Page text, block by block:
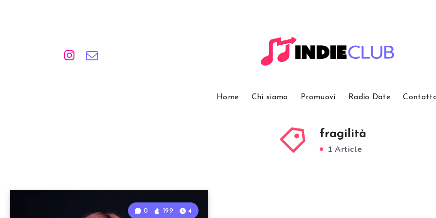
Home Chi siamo Promuovi Radio Date
fragilità
1 Article
0 199 4